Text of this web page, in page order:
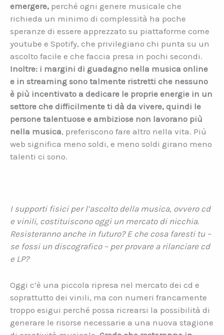
emergere, perché ogni genere musicale che
richieda un minimo di complessità ha poche
speranze di essere apprezzato su piattaforme come
youtube e Spotify, che privilegiano chi punta su un
ascolto facile e che faccia presa in pochi secondi.
Inoltre: i margini di guadagno nella musica online
e in streaming sono talmente ristretti che nessuno
è più incentivato a dedicare le proprie energie in un
settore che difficilmente ti dà da vivere, quindi le
persone talentuose e ambiziose non lavorano più
nella musica, preferiscono fare altro nella vita. Più
web significa meno soldi, e meno soldi girano meno
talenti ci sono.
I supporti fisici per l’ascolto della musica, ovvero cd
e vinili, costituiscono oggi un mercato di nicchia.
Resisteranno anche in futuro? E che cosa faresti tu –
se fossi un discografico – per provare a rilanciare cd
e LP?
Oggi c’è una piccola ripresa nel mercato dei cd e
soprattutto dei vinili, ma con numeri francamente
troppo esigui perché possa ricrearsi la possibilità di
generare le risorse necessarie a una nuova stagione